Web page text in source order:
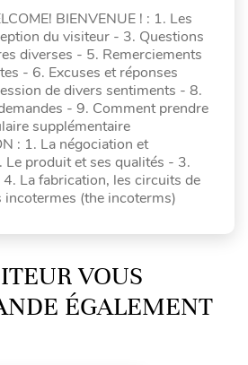
BIENVENUE ! : 1. Les
du visiteur - 3. Questions
diverses - 5. Remerciements
- 6. Excuses et réponses
de divers sentiments - 8.
- 9. Comment prendre
supplémentaire
: 1. La négociation et
produit et ses qualités - 3.
La fabrication, les circuits de
(the incoterms)
VOUS
ÉGALEMENT